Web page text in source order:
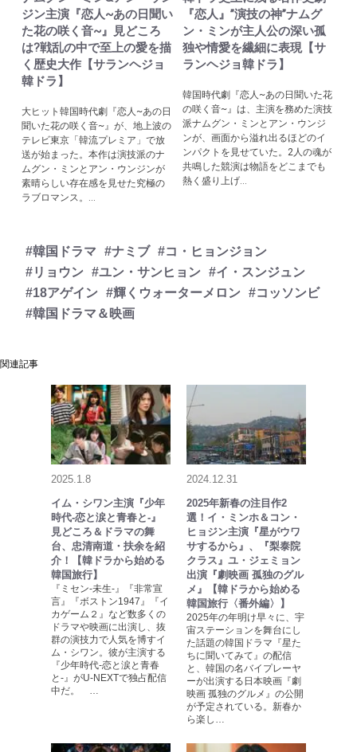
ジン主演『恋人~あの日聞い
た花の咲く音~』見どころ
は?戦乱の中で至上の愛を描
く歴史大作【サランヘジョ
韓ドラ】
大ヒット韓国時代劇『恋人~あの日
聞いた花の咲く音~』が、地上波の
テレビ東京「韓流プレミア」で放
送が始まった。本作は演技派のナ
ムグン・ミンとアン・ウンジンが
素晴らしい存在感を見せた究極の
ラブロマンス。...
『恋人』”演技の神”ナムグ
ン・ミンが主人公の深い孤
独や情愛を繊細に表現【サ
ランヘジョ韓ドラ】
韓国時代劇『恋人~あの日聞いた花
の咲く音~』は、主演を務めた演技
派ナムグン・ミンとアン・ウンジ
ンが、画面から溢れ出るほどのイ
ンパクトを見せていた。2人の魂が
共鳴した競演は物語をどこまでも
熱く盛り上げ...
#韓国ドラマ #ナミブ #コ・ヒョンジョン
#リョウン #ユン・サンヒョン #イ・スンジュン
#18アゲイン #輝くウォーターメロン #コッソンビ
#韓国ドラマ＆映画
関連記事
2025.1.8
イム・シワン主演『少年
時代-恋と涙と青春と-』
見どころ＆ドラマの舞
台、忠清南道・扶余を紹
介！【韓ドラから始める
韓国旅行】
『ミセン-未生-』『非常宣
言』『ボストン1947』『イ
カゲーム２』など数多くの
ドラマや映画に出演し、抜
群の演技力で人気を博すイ
ム・シワン。彼が主演する
『少年時代-恋と涙と青春
と-』がU-NEXTで独占配信
中だ。 …
2024.12.31
2025年新春の注目作2
選！イ・ミンホ＆コン・
ヒョジン主演『星がウワ
サするから』、『梨泰院
クラス』ユ・ジェミョン
出演『劇映画 孤独のグル
メ』【韓ドラから始める
韓国旅行〈番外編〉】
2025年の年明け早々に、宇
宙ステーションを舞台にし
た話題の韓国ドラマ『星た
ちに聞いてみて』の配信
と、韓国の名バイプレーヤ
ーが出演する日本映画『劇
映画 孤独のグルメ』の公開
が予定されている。新春か
ら楽し…